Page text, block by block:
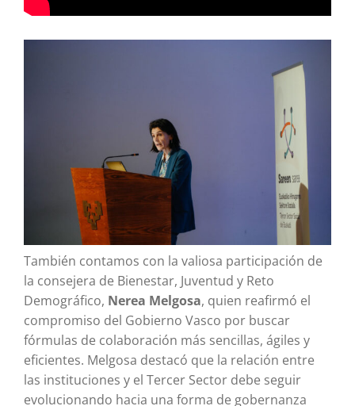
También contamos con la valiosa participación de
la consejera de Bienestar, Juventud y Reto
Demográfico, Nerea Melgosa, quien reafirmó el
compromiso del Gobierno Vasco por buscar
fórmulas de colaboración más sencillas, ágiles y
eficientes. Melgosa destacó que la relación entre
las instituciones y el Tercer Sector debe seguir
evolucionando hacia una forma de gobernanza